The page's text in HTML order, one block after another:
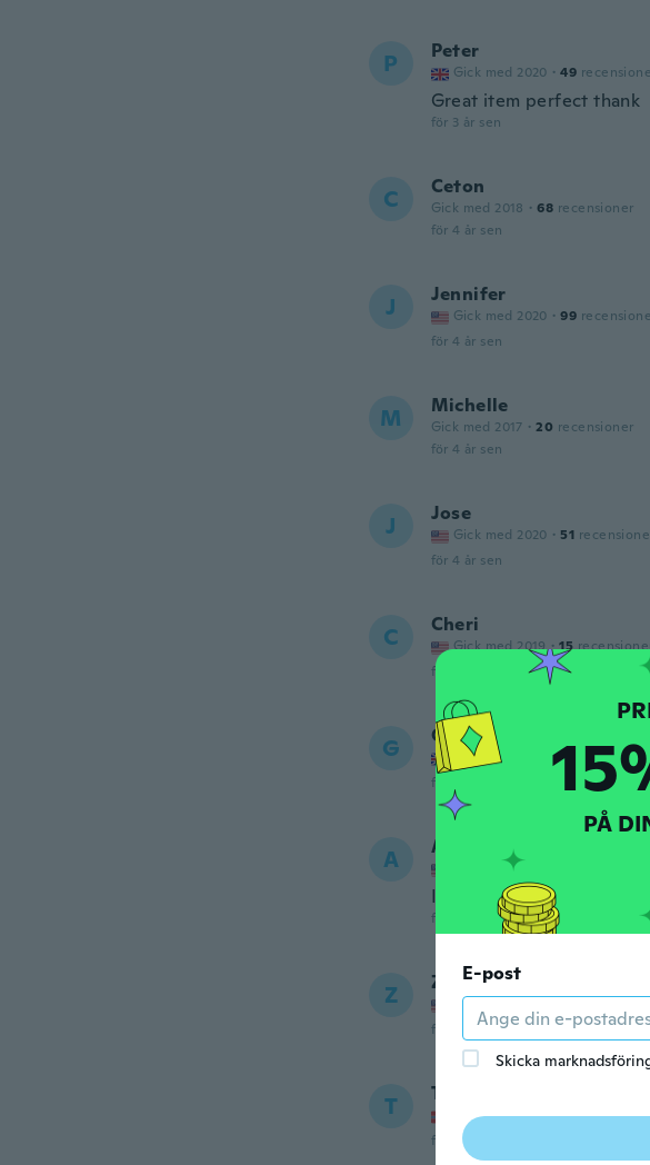
P Peter
Gick med 2020 · 49
Great item perfect thank
för 3 år sen
C Ceton
Gick med 2018 · 68 recensioner
för 4 år sen
J Jennifer
Gick med 2020 · 99
för 4 år sen
M Michelle
Gick med 2017 · 20 recensioner
för 4 år sen
J Jose
Gick med 2020 · 51
för 4 år sen
C Cheri
Gick med 2019 · 15
för 4 år sen
G Gazza
Gick med 2022 · 23
för 4 år sen
A Austin
Gick med 2019
Its really cute
för 4 år sen
Z Zachery
Gick med 2018
för 4 år sen
T Tom Arild
Gick med 2017 · 125
för 4 år sen
PÅ
E-post
Skicka